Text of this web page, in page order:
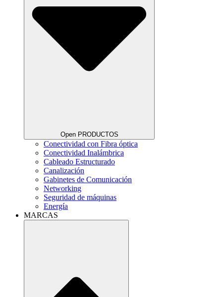
Open PRODUCTOS
Conectividad con Fibra óptica
Conectividad Inalámbrica
Cableado Estructurado
Canalización
Gabinetes de Comunicación
Networking
Seguridad de máquinas
Energía
MARCAS